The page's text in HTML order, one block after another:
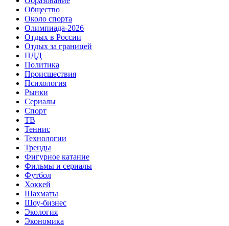
Общество
Около спорта
Олимпиада-2026
Отдых в России
Отдых за границей
ПДД
Политика
Происшествия
Психология
Рынки
Сериалы
Спорт
ТВ
Теннис
Технологии
Тренды
Фигурное катание
Фильмы и сериалы
Футбол
Хоккей
Шахматы
Шоу-бизнес
Экология
Экономика